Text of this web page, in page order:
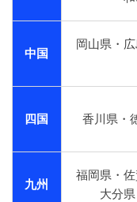
中国
岡山県・
四国 香川県・
九州
福岡県・
大分